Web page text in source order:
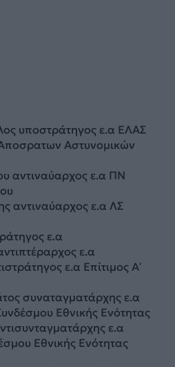
υποστράτηγος ε.α ΕΛΑΣ
Αστυνομικών
αντιναύαρχος ε.α ΠΝ
αντιναύαρχος ε.α ΛΣ
ε.α
ε.α
ε.α Επίτιμος Α’
συναταγματάρχης ε.α
Εθνικής Ενότητας
ε.α
Εθνικής Ενότητας